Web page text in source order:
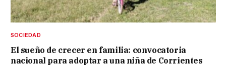
SOCIEDAD
El sueño de crecer en familia: convocatoria
nacional para adoptar a una niña de Corrientes